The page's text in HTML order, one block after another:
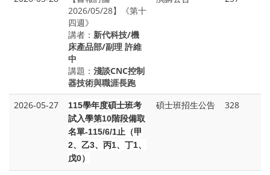
2026/05/28】《第十
四週》
講者： 新代科技/機
床產品部/副理 許維
中
講題： 淺談CNC控制
器技術與職涯長跑
2026-05-27 115學年度碩士班考
試入學第10階段備取
名單-115/6/1止（甲
2、乙3、丙1、丁1、
戊0）
碩士班招生公告 328